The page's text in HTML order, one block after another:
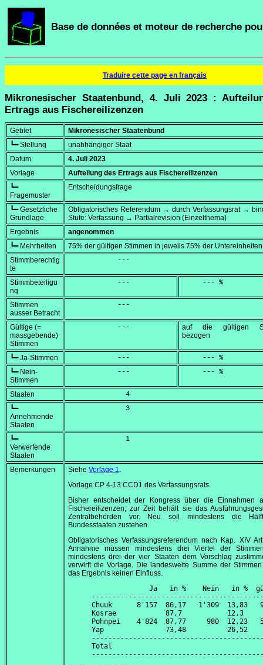
Base de données et moteur de recherche
Traduire cette page en français
Mikronesischer Staatenbund, 4. Juli 2023 :
Ertrags aus Fischereilizenzen
Gebiet
Mikronesischer Staatenbund
┗━ Stellung
unabhängiger Staat
Datum
4. Juli 2023
Vorlage
Aufteilung des Ertrags aus Fischereilizenzen
┗━
Fragemuster
Entscheidungsfrage
┗━ Gesetzliche
Grundlage
Obligatorisches Referendum → durch Verfassungsrat →
Stufe: Verfassung → Partialrevision (Einzelthema)
Ergebnis
angenommen
┗━ Mehrheiten
75% der gültigen Stimmen in jeweils 75% der Untereinheiten
Stimmberechtig
te
            ---
Stimmbeteiligu
ng
            ---
     --- %
Stimmen
ausser Betracht
            ---
Gültige (=
massgebende)
Stimmen
            ---
auf die gültigen
bezogen
┗━ Ja-Stimmen
            ---
     --- %
┗━ Nein-
Stimmen
            ---
     --- %
Staaten
              4
┗━
Annehmende
Staaten
              3
┗━
Verwerfende
Staaten
              1
Bemerkungen Siehe Vorlage 1.
Vorlage CP 4-13 CCD1 des Verfassungsrats.
Bisher entscheidet der Kongress über die Einnahmen
Fischereilizenzen; zur Zeit behält sie das
Zentralbehörden vor. Neu soll mindestens die
Bundesstaaten zustehen.
Obligatorisches Verfassungsreferendum nach Kap. XIV
Annahme müssen mindestens drei Viertel der
mindestens drei der vier Staaten dem Vorschlag
verwirft die Vorlage. Die landesweite Summe der
das Ergebnis keinen Einfluss.
Ja   in %    Nein   in %
Chuuk      8'157  86,17   1'309  13,83
Kosrae            87,7           12,3
Pohnpei    4'824  87,77     980  12,23
Yap               73,48          26,52
Total